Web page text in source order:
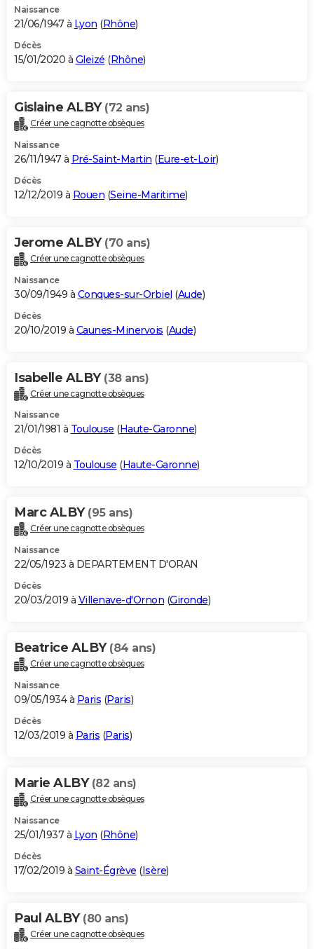
Naissance
21/06/1947 à Lyon (Rhône)
Décès
15/01/2020 à Gleizé (Rhône)
Gislaine ALBY (72 ans)
Créer une cagnotte obsèques
Naissance
26/11/1947 à Pré-Saint-Martin (Eure-et-Loir)
Décès
12/12/2019 à Rouen (Seine-Maritime)
Jerome ALBY (70 ans)
Créer une cagnotte obsèques
Naissance
30/09/1949 à Conques-sur-Orbiel (Aude)
Décès
20/10/2019 à Caunes-Minervois (Aude)
Isabelle ALBY (38 ans)
Créer une cagnotte obsèques
Naissance
21/01/1981 à Toulouse (Haute-Garonne)
Décès
12/10/2019 à Toulouse (Haute-Garonne)
Marc ALBY (95 ans)
Créer une cagnotte obsèques
Naissance
22/05/1923 à DEPARTEMENT D'ORAN
Décès
20/03/2019 à Villenave-d'Ornon (Gironde)
Beatrice ALBY (84 ans)
Créer une cagnotte obsèques
Naissance
09/05/1934 à Paris (Paris)
Décès
12/03/2019 à Paris (Paris)
Marie ALBY (82 ans)
Créer une cagnotte obsèques
Naissance
25/01/1937 à Lyon (Rhône)
Décès
17/02/2019 à Saint-Égrève (Isère)
Paul ALBY (80 ans)
Créer une cagnotte obsèques